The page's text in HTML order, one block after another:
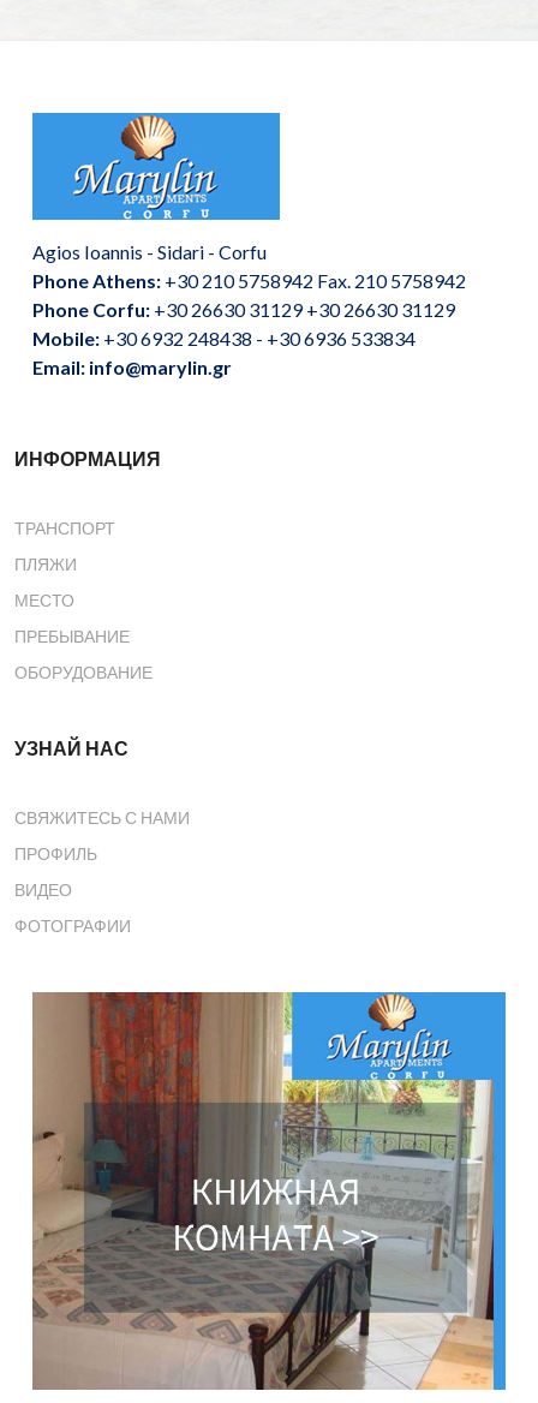
Agios Ioannis - Sidari - Corfu
Phone Athens: +30 210 5758942 Fax. 210 5758942
Phone Corfu: +30 26630 31129 +30 26630 31129
Mobile: +30 6932 248438 - +30 6936 533834
Email: info@marylin.gr
ИНФОРМАЦИЯ
ТРАНСПОРТ
ПЛЯЖИ
МЕСТО
ПРЕБЫВАНИЕ
ОБОРУДОВАНИЕ
УЗНАЙ НАС
СВЯЖИТЕСЬ С НАМИ
ПРОФИЛЬ
ВИДЕО
ФОТОГРАФИИ